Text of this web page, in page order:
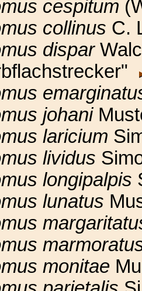
cespitum
collinus C.
dispar
johani
laricium
lividus
longipalpis
lunatus
monitae